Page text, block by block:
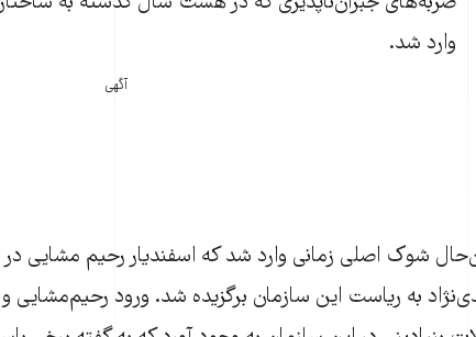
وارد شد.
آگهی
شوک اصلی زمانی وارد شد که اسفندیار رحیم مشایی
به ریاست این سازمان برگزیده شد. ورود رحیم‌مشایی